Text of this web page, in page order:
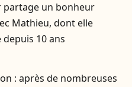
partage un bonheur
Mathieu, dont elle
10 ans
: après de nombreuses